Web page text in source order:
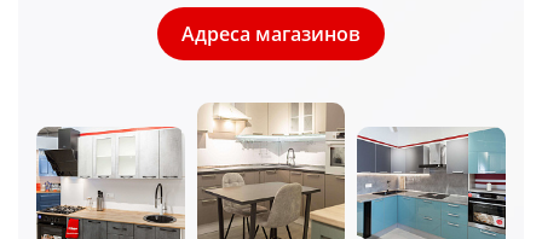
Адреса магазинов